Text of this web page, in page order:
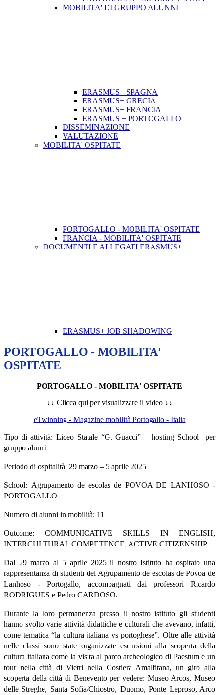
MOBILITA' DI GRUPPO ALUNNI
ERASMUS+ SPAGNA
ERASMUS+ GRECIA
ERASMUS+ FRANCIA
ERASMUS + PORTOGALLO
DISSEMINAZIONE
VALUTAZIONE
MOBILITA' OSPITATE
PORTOGALLO - MOBILITA' OSPITATE
FRANCIA - MOBILITA' OSPITATE
DOCUMENTI E ALLEGATI ERASMUS+
ERASMUS+ JOB SHADOWING
PORTOGALLO - MOBILITA'
OSPITATE
PORTOGALLO - MOBILITA' OSPITATE
↓↓ Clicca qui per visualizzare il video ↓↓
eTwinning - Magazine mobilità Portogallo - Italia
Tipo di attività: Liceo Statale “G. Guacci” – hosting School
per
gruppo alunni
Periodo di ospitalità: 29 marzo – 5 aprile 2025
School: Agrupamento de escolas de POVOA DE LANHOSO -
PORTOGALLO
Numero di alunni in mobilità: 11
Outcome: COMMUNICATIVE SKILLS IN ENGLISH,
INTERCULTURAL COMPETENCE, ACTIVE CITIZENSHIP
Dal 29 marzo al 5 aprile 2025 il nostro Istituto ha ospitato una
rappresentanza di studenti del Agrupamento de escolas de Povoa de
Lanhoso - Portogallo, accompagnati dai professori Ricardo
RODRIGUES e Pedro CARDOSO.
Durante la loro permanenza presso il nostro istituto gli studenti
hanno svolto varie attività didattiche e culturali che avevano, infatti,
come tematica “la cultura italiana vs portoghese”. Oltre alle attività
nelle classi sono state organizzate escursioni alla scoperta della
cultura italiana come la visita al parco archeologico di Paestum e un
tour nella città di Vietri nella Costiera Amalfitana, un giro alla
scoperta della città di Benevento per vedere: Museo Arcos, Museo
delle Streghe, Santa Sofia/Chiostro, Duomo, Ponte Leproso, Arco